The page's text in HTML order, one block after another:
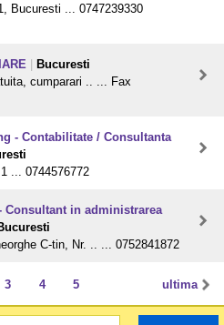
Bucuresti ... 0747239330
Bucuresti
cumparari .. ... Fax
- Contabilitate / Consultanta
... 0744576772
Consultant in administrarea
C-tin, Nr. .. ... 0752841872
ultima
3 4 5